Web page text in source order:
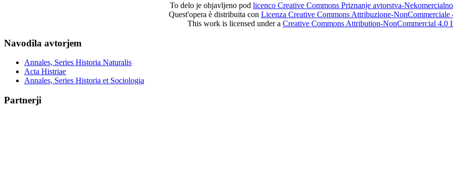
To delo je objavljeno pod licenco Creative Commons Priznanje avtorstva-
Quest'opera è distribuita con Licenza Creative Commons Attribuzione-NonCommerciale
This work is licensed under a Creative Commons Attribution-NonCommercial 4.0
Navodila avtorjem
Annales, Series Historia Naturalis
Acta Histriae
Annales, Series Historia et Sociologia
Partnerji